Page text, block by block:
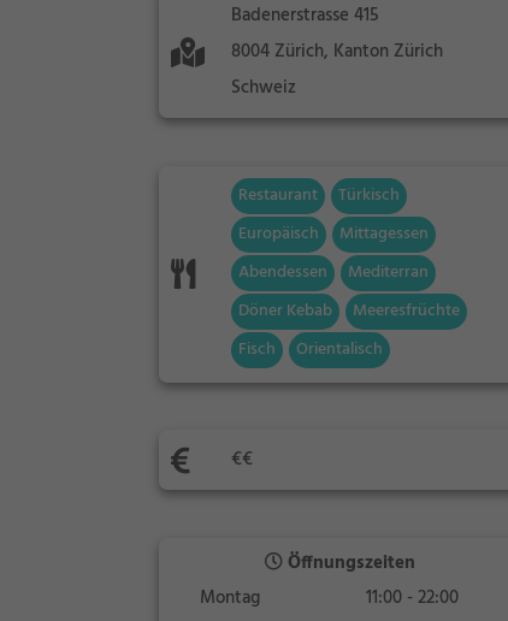
Badenerstrasse 415
8004 Zürich, Kanton Zürich
Schweiz
Restaurant
Türkisch
Europäisch
Mittagessen
Abendessen
Mediterran
Döner Kebab
Meeresfrüchte
Fisch
Orientalisch
€€
Öffnungszeiten
Montag
11:00 - 22:00